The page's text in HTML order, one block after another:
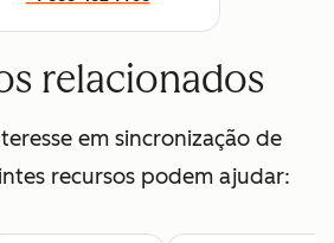
relacionados
em sincronização de
recursos podem ajudar: